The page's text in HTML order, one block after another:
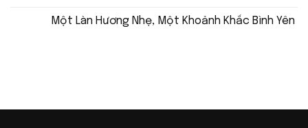
Một Làn Hương Nhẹ, Một Khoảnh Khắc Bình Yên